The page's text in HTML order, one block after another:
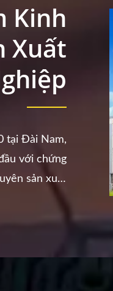
Kinh
Xuất
tại Đài Nam,
với chứng
sản xuất